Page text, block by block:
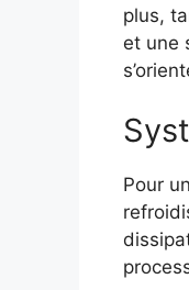
plus,
et une
Pour